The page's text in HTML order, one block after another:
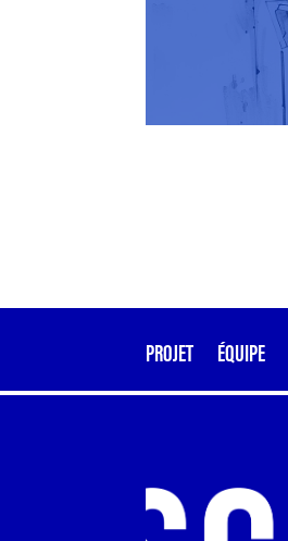
PROJET ÉQUIPE